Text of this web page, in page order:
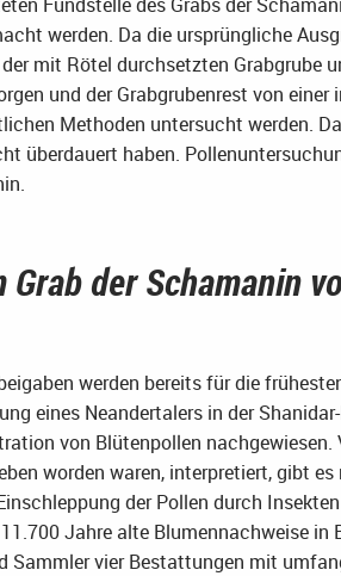
werden. Da die ursprüngliche
mit Rötel durchsetzten Grabgrube
und der Grabgrubenrest von einer
Methoden untersucht werden.
überdauert haben.
der Schamanin
werden bereits für die
eines Neandertalers in der
von Blütenpollen nachgewiesen.
worden waren, interpretiert, gibt
der Pollen durch
Jahre alte Blumennachweise in
Sammler vier Bestattungen mit